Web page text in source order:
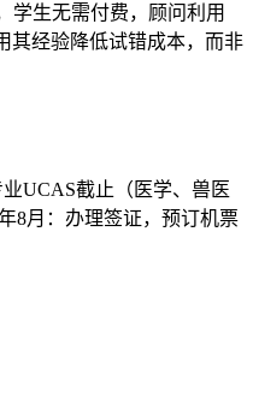
学生无需付费，顾问利用
其经验降低试错成本，而非
UCAS截止（医学、兽医
8月：办理签证，预订机票